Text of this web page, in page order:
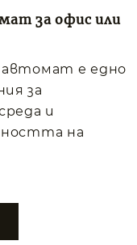
за офис или
е едно
за
и
на